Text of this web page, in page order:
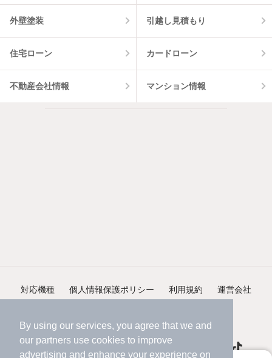
By using our services, you agree that we and
our partners use cookies to improve
advertising and enhance your experience on
外壁塗装 引越し見積もり
住宅ローン カードローン
不動産会社情報 マンション情報
対応機種 個人情報保護ポリシー 利用規約 運営会社